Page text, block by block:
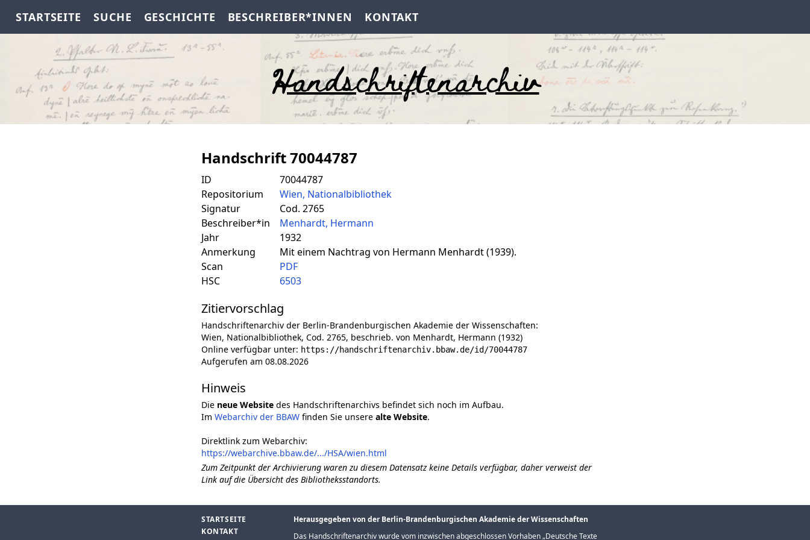
STARTSEITE SUCHE GESCHICHTE BESCHREIBER*INNEN KONTAKT
Handschriftenarchiv
Handschrift 70044787
ID
70044787
Repositorium
Wien, Nationalbibliothek
Signatur
Cod. 2765
Beschreiber*in
Menhardt, Hermann
Jahr
1932
Anmerkung
Mit einem Nachtrag von Hermann Menhardt (1939).
Scan
PDF
HSC
6503
Zitiervorschlag
Handschriftenarchiv der Berlin-Brandenburgischen Akademie der Wissenschaften:
Wien, Nationalbibliothek, Cod. 2765, beschrieb. von Menhardt, Hermann (1932)
Online verfügbar unter: https://handschriftenarchiv.bbaw.de/id/70044787
Aufgerufen am 08.08.2026
Hinweis
Die neue Website des Handschriftenarchivs befindet sich noch im Aufbau.
Im Webarchiv der BBAW finden Sie unsere alte Website.
Direktlink zum Webarchiv:
https://webarchive.bbaw.de/.../HSA/wien.html
Zum Zeitpunkt der Archivierung waren zu diesem Datensatz keine Details verfügbar, daher verweist der
Link auf die Übersicht des Bibliotheksstandorts.
STARTSEITE
KONTAKT
Herausgegeben von der Berlin-Brandenburgischen Akademie der Wissenschaften
Das Handschriftenarchiv wurde vom inzwischen abgeschlossen Vorhaben „Deutsche Texte